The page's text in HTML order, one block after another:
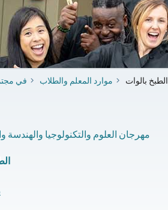
في موارد المعلم والطلاب الطبخ بالوات
مهرجان العلوم والتكنولوجيا والهندسة